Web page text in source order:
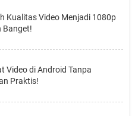
Kualitas Video Menjadi 1080p
Banget!
Video di Android Tanpa
Praktis!